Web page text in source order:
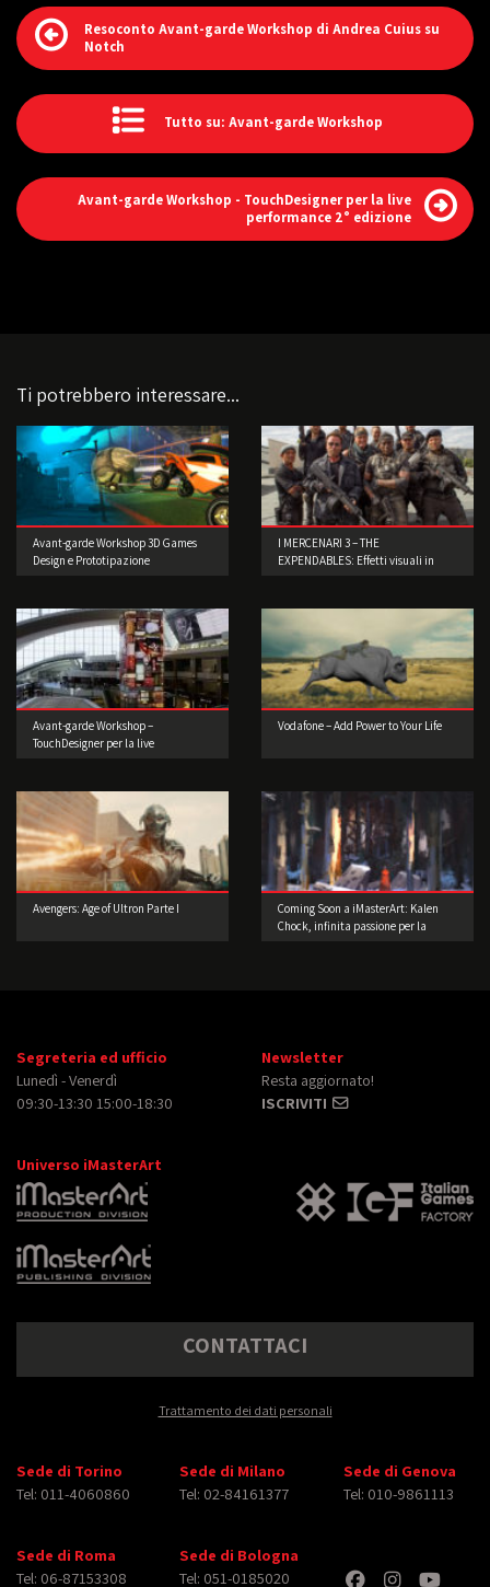
Resoconto Avant-garde Workshop di Andrea Cuius su
Notch
Tutto su: Avant-garde Workshop
Avant-garde Workshop - TouchDesigner per la live
performance 2° edizione
Ti potrebbero interessare...
Avant-garde Workshop 3D Games
Design e Prototipazione
I MERCENARI 3 – THE
EXPENDABLES: Effetti visuali in
Avant-garde Workshop –
TouchDesigner per la live
Vodafone – Add Power to Your Life
Avengers: Age of Ultron Parte I
Coming Soon a iMasterArt: Kalen
Chock, infinita passione per la
Segreteria ed ufficio
Lunedì - Venerdì
09:30-13:30 15:00-18:30
Newsletter
Resta aggiornato!
ISCRIVITI
Universo iMasterArt
CONTATTACI
Trattamento dei dati personali
Sede di Torino
Tel: 011-4060860
Sede di Milano
Tel: 02-84161377
Sede di Genova
Tel: 010-9861113
Sede di Roma
Tel: 06-87153308
Sede di Bologna
Tel: 051-0185020